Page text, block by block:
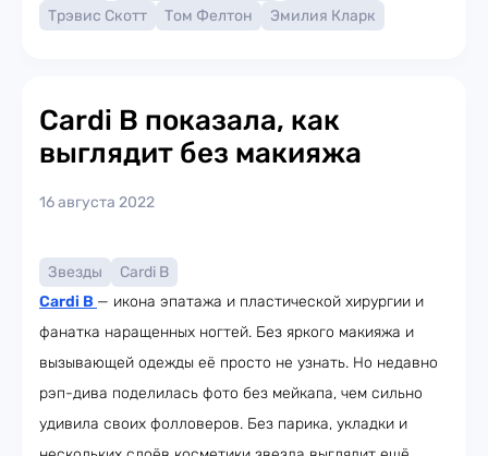
Трэвис Скотт
Том Фелтон Эмилия Кларк
Cardi B показала, как
выглядит без макияжа
16 августа 2022
Звезды
Cardi B
Cardi B — икона эпатажа и пластической хирургии и
фанатка наращенных ногтей. Без яркого макияжа и
вызывающей одежды её просто не узнать. Но недавно
рэп-дива поделилась фото без мейкапа, чем сильно
удивила своих фолловеров. Без парика, укладки и